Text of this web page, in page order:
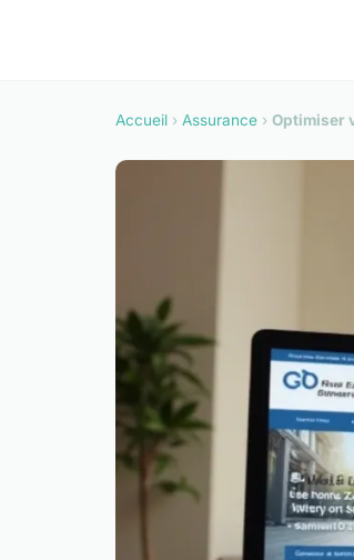
Accueil › Assurance › Optimiser